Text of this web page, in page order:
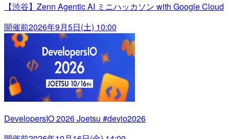
【渋谷】Zenn Agentic AI ミニハッカソン with Google Cloud
開催前2026年9月5日(土) 10:00
DevelopersIO 2026 Joetsu #devio2026